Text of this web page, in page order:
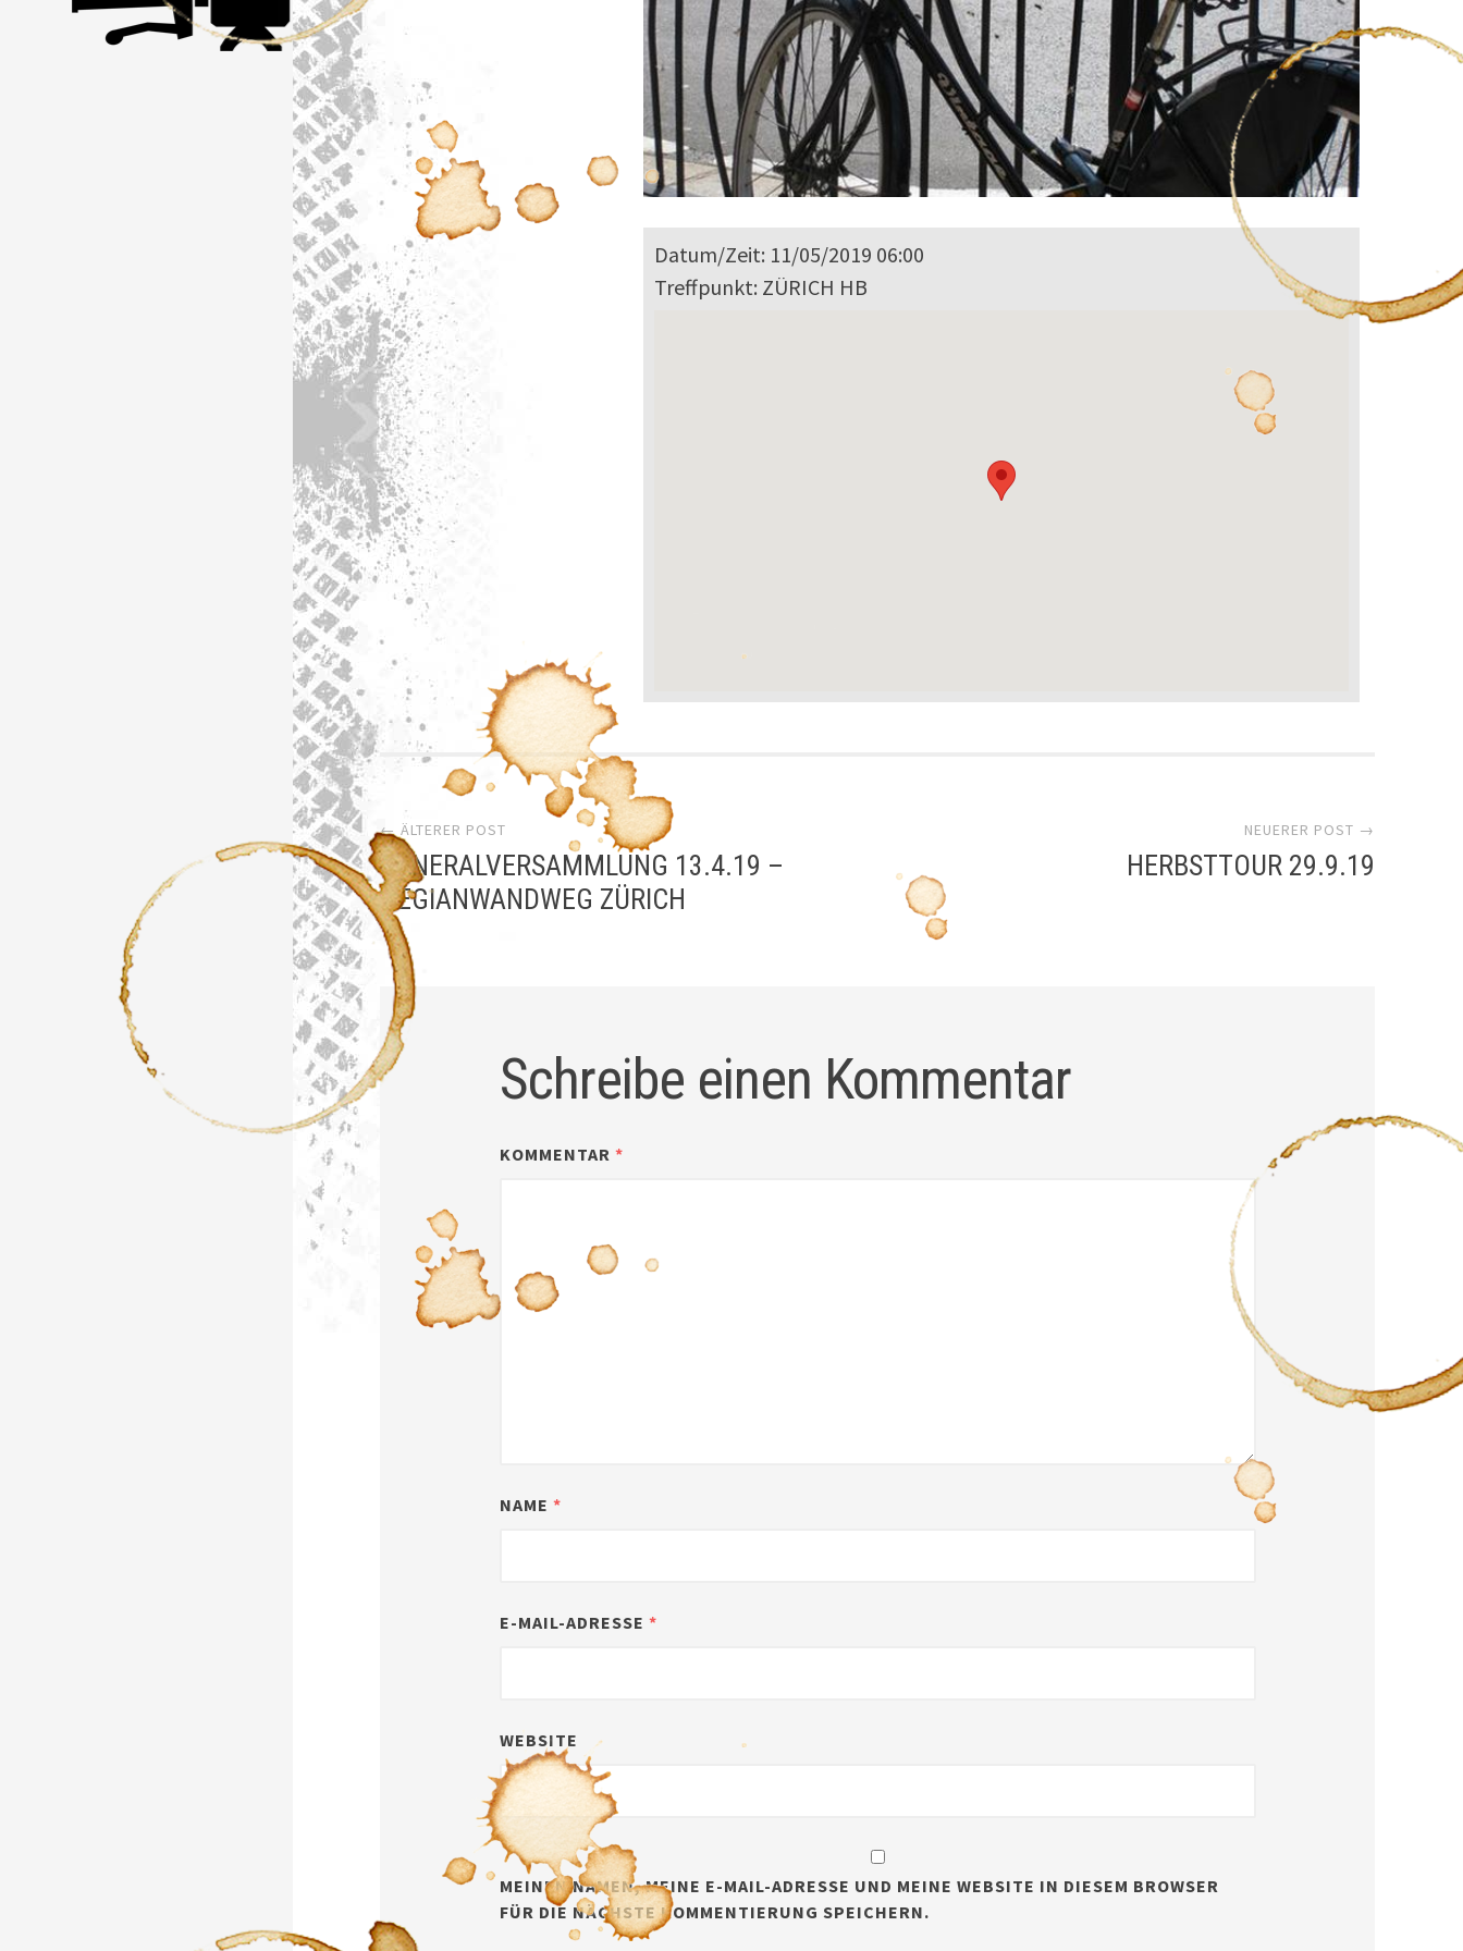
Datum/Zeit: 11/05/2019 06:00
Treffpunkt: ZÜRICH HB
Artikel-
Navigation
← ÄLTERER POST
GENERALVERSAMMLUNG 13.4.19 –
HEGIANWANDWEG ZÜRICH
NEUERER POST →
HERBSTTOUR 29.9.19
Schreibe einen Kommentar
KOMMENTAR*
NAME*
E-MAIL-ADRESSE*
WEBSITE
MEINEN NAMEN, MEINE E-MAIL-ADRESSE UND MEINE WEBSITE IN DIESEM BROWSER
FÜR DIE NÄCHSTE KOMMENTIERUNG SPEICHERN.